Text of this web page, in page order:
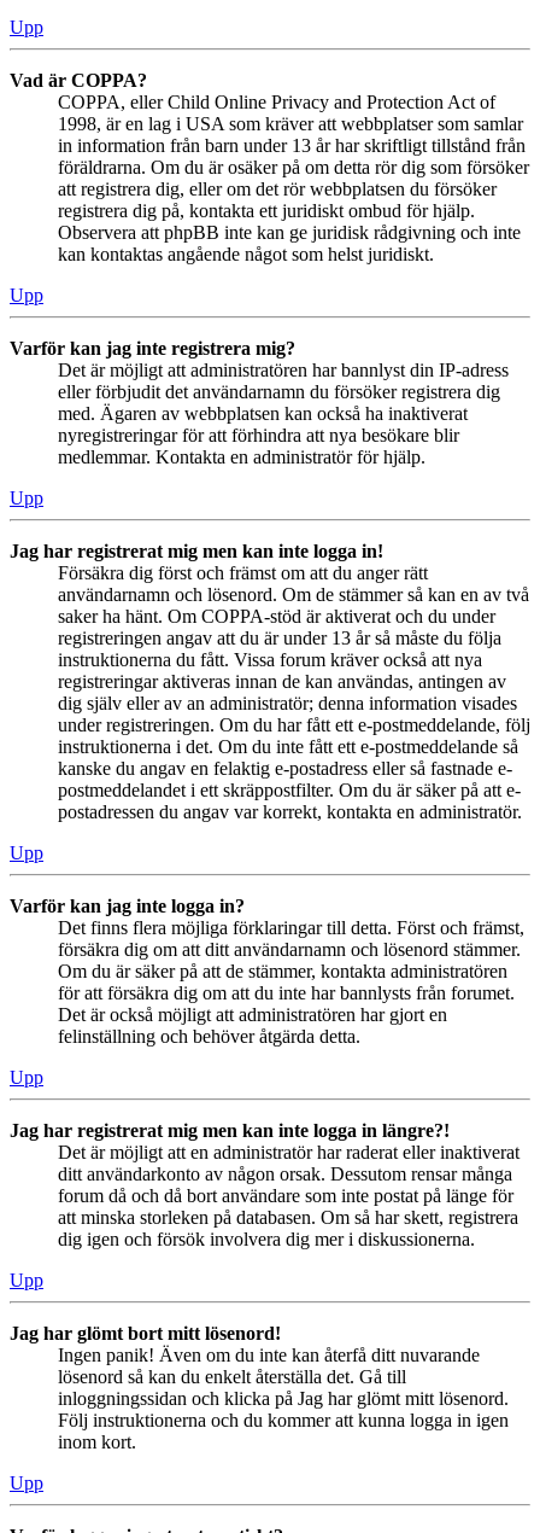
Upp
Vad är COPPA?
COPPA, eller Child Online Privacy and Protection Act of
1998, är en lag i USA som kräver att webbplatser som samlar
in information från barn under 13 år har skriftligt tillstånd från
föräldrarna. Om du är osäker på om detta rör dig som försöker
att registrera dig, eller om det rör webbplatsen du försöker
registrera dig på, kontakta ett juridiskt ombud för hjälp.
Observera att phpBB inte kan ge juridisk rådgivning och inte
kan kontaktas angående något som helst juridiskt.
Upp
Varför kan jag inte registrera mig?
Det är möjligt att administratören har bannlyst din IP-adress
eller förbjudit det användarnamn du försöker registrera dig
med. Ägaren av webbplatsen kan också ha inaktiverat
nyregistreringar för att förhindra att nya besökare blir
medlemmar. Kontakta en administratör för hjälp.
Upp
Jag har registrerat mig men kan inte logga in!
Försäkra dig först och främst om att du anger rätt
användarnamn och lösenord. Om de stämmer så kan en av två
saker ha hänt. Om COPPA-stöd är aktiverat och du under
registreringen angav att du är under 13 år så måste du följa
instruktionerna du fått. Vissa forum kräver också att nya
registreringar aktiveras innan de kan användas, antingen av
dig själv eller av an administratör; denna information visades
under registreringen. Om du har fått ett e-postmeddelande, följ
instruktionerna i det. Om du inte fått ett e-postmeddelande så
kanske du angav en felaktig e-postadress eller så fastnade e-
postmeddelandet i ett skräppostfilter. Om du är säker på att e-
postadressen du angav var korrekt, kontakta en administratör.
Upp
Varför kan jag inte logga in?
Det finns flera möjliga förklaringar till detta. Först och främst,
försäkra dig om att ditt användarnamn och lösenord stämmer.
Om du är säker på att de stämmer, kontakta administratören
för att försäkra dig om att du inte har bannlysts från forumet.
Det är också möjligt att administratören har gjort en
felinställning och behöver åtgärda detta.
Upp
Jag har registrerat mig men kan inte logga in längre?!
Det är möjligt att en administratör har raderat eller inaktiverat
ditt användarkonto av någon orsak. Dessutom rensar många
forum då och då bort användare som inte postat på länge för
att minska storleken på databasen. Om så har skett, registrera
dig igen och försök involvera dig mer i diskussionerna.
Upp
Jag har glömt bort mitt lösenord!
Ingen panik! Även om du inte kan återfå ditt nuvarande
lösenord så kan du enkelt återställa det. Gå till
inloggningssidan och klicka på Jag har glömt mitt lösenord.
Följ instruktionerna och du kommer att kunna logga in igen
inom kort.
Upp